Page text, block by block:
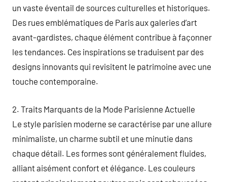
un vaste éventail de sources culturelles et historiques.
Des rues emblématiques de Paris aux galeries d’art
avant-gardistes, chaque élément contribue à façonner
les tendances. Ces inspirations se traduisent par des
designs innovants qui revisitent le patrimoine avec une
touche contemporaine.
2. Traits Marquants de la Mode Parisienne Actuelle
Le style parisien moderne se caractérise par une allure
minimaliste, un charme subtil et une minutie dans
chaque détail. Les formes sont généralement fluides,
alliant aisément confort et élégance. Les couleurs